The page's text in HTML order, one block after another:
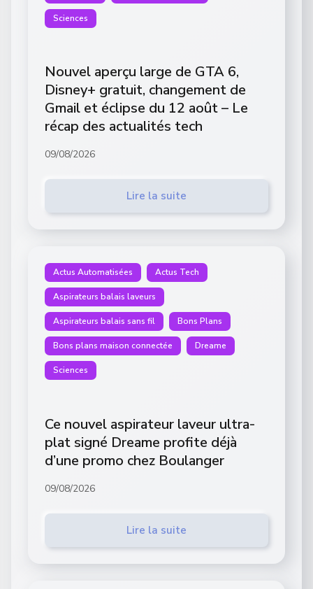
Sciences
Nouvel aperçu large de GTA 6,
Disney+ gratuit, changement de
Gmail et éclipse du 12 août – Le
récap des actualités tech
09/08/2026
Lire la suite
Actus Automatisées Actus Tech
Aspirateurs balais laveurs
Aspirateurs balais sans fil Bons Plans
Bons plans maison connectée Dreame
Sciences
Ce nouvel aspirateur laveur ultra-
plat signé Dreame profite déjà
d’une promo chez Boulanger
09/08/2026
Lire la suite